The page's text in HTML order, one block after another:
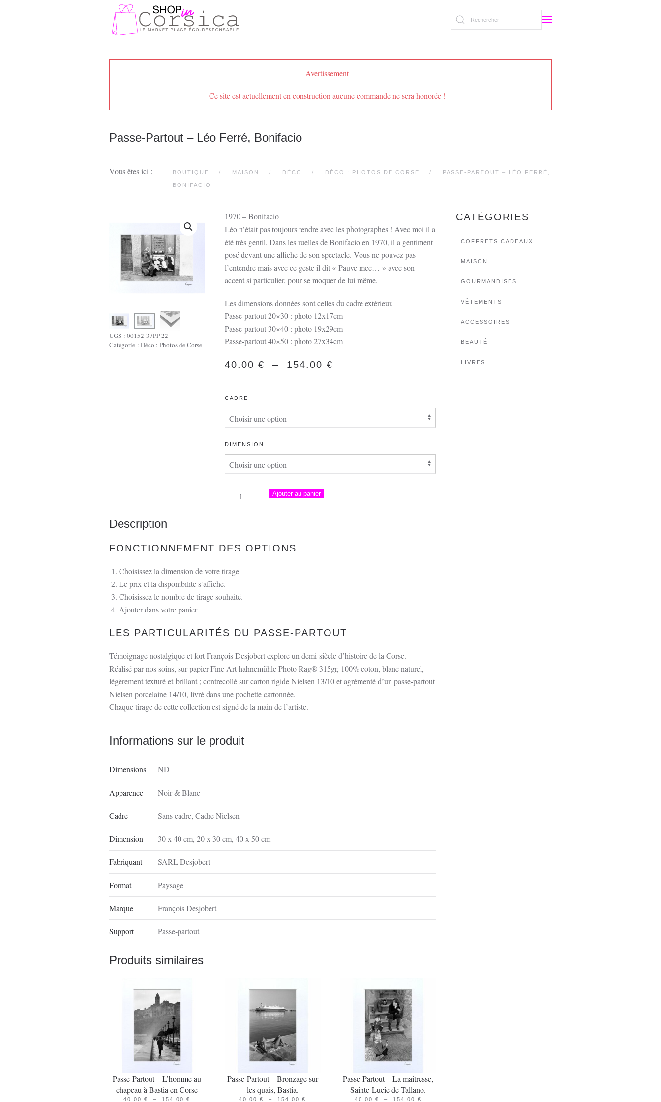
Avertissement
Ce site est actuellement en construction aucune commande ne sera honorée !
Passe-Partout – Léo Ferré, Bonifacio
Vous êtes ici : BOUTIQUE MAISON DÉCO DÉCO : PHOTOS DE CORSE PASSE-PARTOUT – LÉO FERRÉ,
BONIFACIO
UGS : 00152-37PP-22
Catégorie : Déco : Photos de Corse
1970 – Bonifacio
Léo n’était pas toujours tendre avec les photographes ! Avec moi il a
été très gentil. Dans les ruelles de Bonifacio en 1970, il a gentiment
posé devant une affiche de son spectacle. Vous ne pouvez pas
l’entendre mais avec ce geste il dit « Pauve mec… » avec son
accent si particulier, pour se moquer de lui même.
Les dimensions données sont celles du cadre extérieur.
Passe-partout 20×30 : photo 12x17cm
Passe-partout 30×40 : photo 19x29cm
Passe-partout 40×50 : photo 27x34cm
40.00€ – 154.00€
40.00 €
CADRE
DIMENSION
quantité
de
–
Ferré,
Ajouter au panier
Description
FONCTIONNEMENT DES OPTIONS
Choisissez la dimension de votre tirage.
Le prix et la disponibilité s’affiche.
Choisissez le nombre de tirage souhaité.
Ajouter dans votre panier.
LES PARTICULARITÉS DU PASSE-PARTOUT
Témoignage nostalgique et fort François Desjobert explore un demi-siècle d’histoire de la Corse.
Réalisé par nos soins, sur papier Fine Art hahnemühle Photo Rag® 315gr, 100% coton, blanc naturel,
légèrement texturé et brillant ; contrecollé sur carton rigide Nielsen 13/10 et agrémenté d’un passe-partout
Nielsen porcelaine 14/10, livré dans une pochette cartonnée.
Chaque tirage de cette collection est signé de la main de l’artiste.
Informations sur le produit
Dimensions ND
Apparence Noir & Blanc
Cadre Sans cadre, Cadre Nielsen
Dimension 30 x 40 cm, 20 x 30 cm, 40 x 50 cm
Fabriquant SARL Desjobert
Format Paysage
Marque François Desjobert
Support Passe-partout
Produits similaires
Passe-Partout – L’homme au
chapeau à Bastia en Corse
40.00€ – 154.00€
Passe-Partout – Bronzage sur
les quais, Bastia.
40.00€ – 154.00€
Passe-Partout – La maitresse,
Sainte-Lucie de Tallano.
40.00€ – 154.00€
CATÉGORIES
COFFRETS CADEAUX
MAISON
GOURMANDISES
VÊTEMENTS
ACCESSOIRES
BEAUTÉ
LIVRES